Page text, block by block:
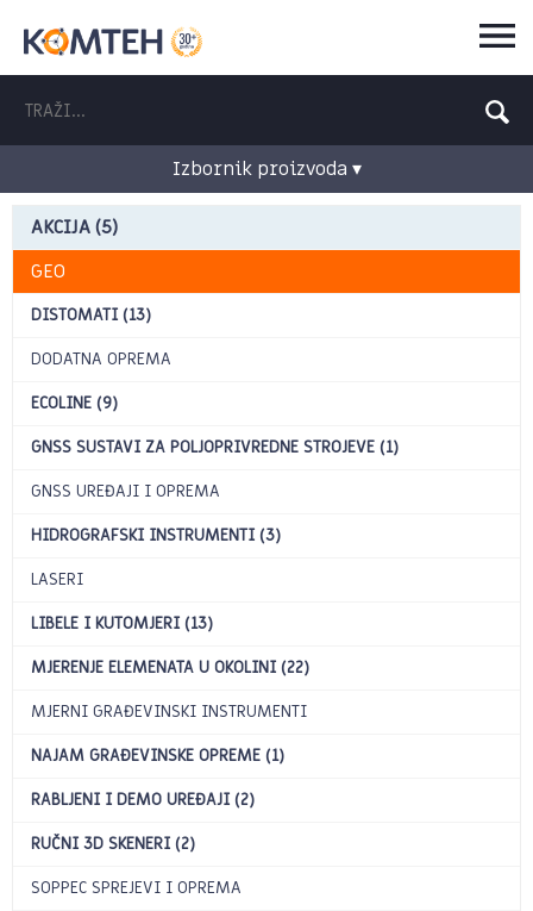
Izbornik proizvoda ▾
AKCIJA (5)
GEO
DISTOMATI (13)
DODATNA OPREMA
ECOLINE (9)
GNSS SUSTAVI ZA POLJOPRIVREDNE STROJEVE (1)
GNSS UREĐAJI I OPREMA
HIDROGRAFSKI INSTRUMENTI (3)
LASERI
LIBELE I KUTOMJERI (13)
MJERENJE ELEMENATA U OKOLINI (22)
MJERNI GRAĐEVINSKI INSTRUMENTI
NAJAM GRAĐEVINSKE OPREME (1)
RABLJENI I DEMO UREĐAJI (2)
RUČNI 3D SKENERI (2)
SOPPEC SPREJEVI I OPREMA